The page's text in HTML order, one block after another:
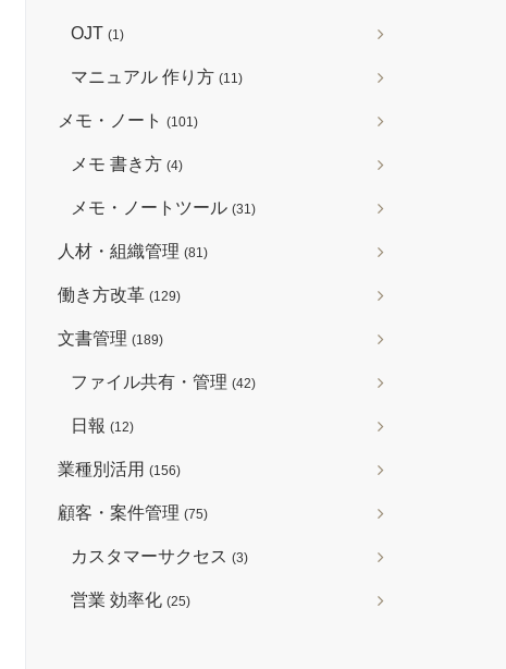
OJT (1)
マニュアル 作り方 (11)
メモ・ノート (101)
メモ 書き方 (4)
メモ・ノートツール (31)
人材・組織管理 (81)
働き方改革 (129)
文書管理 (189)
ファイル共有・管理 (42)
日報 (12)
業種別活用 (156)
顧客・案件管理 (75)
カスタマーサクセス (3)
営業 効率化 (25)